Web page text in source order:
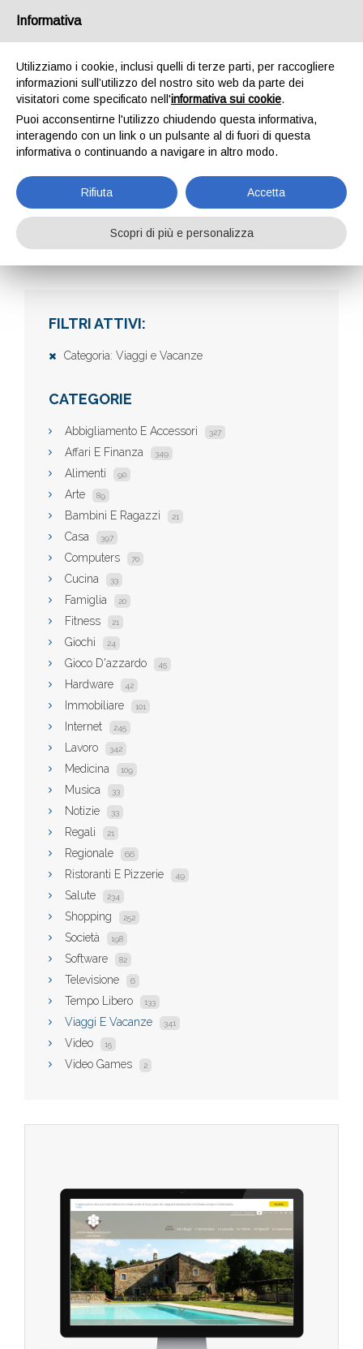
AZIENDE
Aziende
FILTRI ATTIVI:
Categoria: Viaggi e Vacanze
CATEGORIE
Abbigliamento E Accessori 327
Affari E Finanza 349
Alimenti 90
Arte 89
Bambini E Ragazzi 21
Casa 397
Computers 70
Cucina 33
Famiglia 20
Fitness 21
Giochi 24
Gioco D'azzardo 45
Hardware 42
Immobiliare 101
Internet 245
Lavoro 342
Medicina 109
Musica 33
Notizie 33
Regali 21
Regionale 66
Ristoranti E Pizzerie 49
Salute 234
Shopping 252
Società 198
Software 82
Televisione 6
Tempo Libero 133
Viaggi E Vacanze 341
Video 15
Video Games 2
Informativa
Utilizziamo i cookie, inclusi quelli di terze parti, per raccogliere
informazioni sull’utilizzo del nostro sito web da parte dei
visitatori come specificato nell'informativa sui cookie.
Puoi acconsentirne l'utilizzo chiudendo questa informativa,
interagendo con un link o un pulsante al di fuori di questa
informativa o continuando a navigare in altro modo.
Rifiuta Accetta
Scopri di più e personalizza